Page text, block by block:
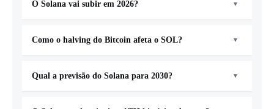
O Solana vai subir em 2026? ▼
máximo de$167.30, com valor central em$83.65
estimado:+2%sobre o preço atual. Esses números
Bitcoin no mesmo período.
Como o halving do Bitcoin afeta o SOL? ▼
para o mercado cripto como um todo. Para o Solana, nossa
estimativa considera esse ciclo: projeção central de$319.39
Qual a previsão do Solana para 2030? ▼